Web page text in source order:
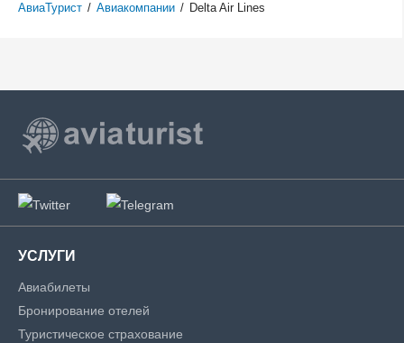
АвиаТурист / Авиакомпании / Delta Air Lines
УСЛУГИ
Авиабилеты
Бронирование отелей
Туристическое страхование